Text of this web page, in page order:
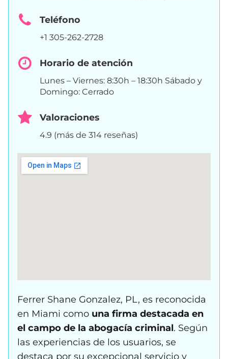
Teléfono
+1 305-262-2728
Horario de atención
Lunes – Viernes: 8:30h – 18:30h Sábado y
Domingo: Cerrado
Valoraciones
4.9 (más de 314 reseñas)
Ferrer Shane Gonzalez, PL, es reconocida
en Miami como una firma destacada en
el campo de la abogacía criminal. Según
las experiencias de los usuarios, se
destaca por su excepcional servicio y